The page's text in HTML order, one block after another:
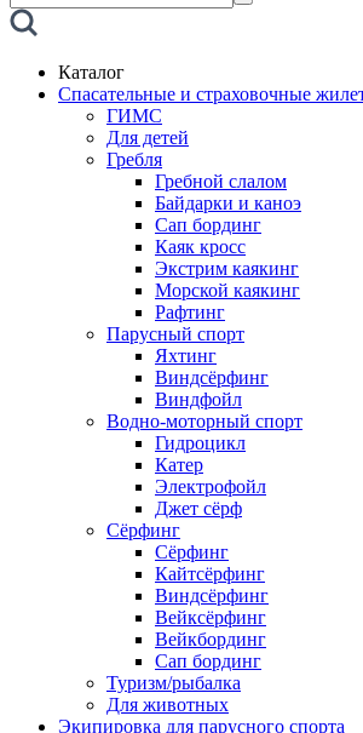
Каталог
Спасательные и страховочные
ГИМС
Для детей
Гребля
Гребной слалом
Байдарки и каноэ
Сап бординг
Каяк кросс
Экстрим каякинг
Морской каякинг
Рафтинг
Парусный спорт
Яхтинг
Виндсёрфинг
Виндфойл
Водно-моторный спорт
Гидроцикл
Катер
Электрофойл
Джет сёрф
Сёрфинг
Сёрфинг
Кайтсёрфинг
Виндсёрфинг
Вейксёрфинг
Вейкбординг
Сап бординг
Туризм/рыбалка
Для животных
Экипировка для парусного спорта